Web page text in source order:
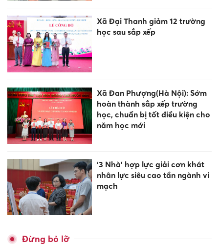
Xã Đại Thanh giảm 12 trường
học sau sắp xếp
Xã Đan Phượng(Hà Nội): Sớm
hoàn thành sắp xếp trường
học, chuẩn bị tốt điều kiện cho
năm học mới
‘3 Nhà’ hợp lực giải cơn khát
nhân lực siêu cao tần ngành vi
mạch
Đừng bỏ lỡ